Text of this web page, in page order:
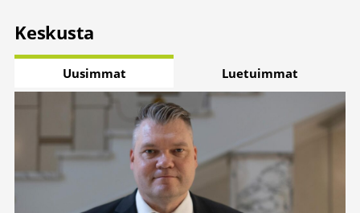
Keskusta
Uusimmat Luetuimmat